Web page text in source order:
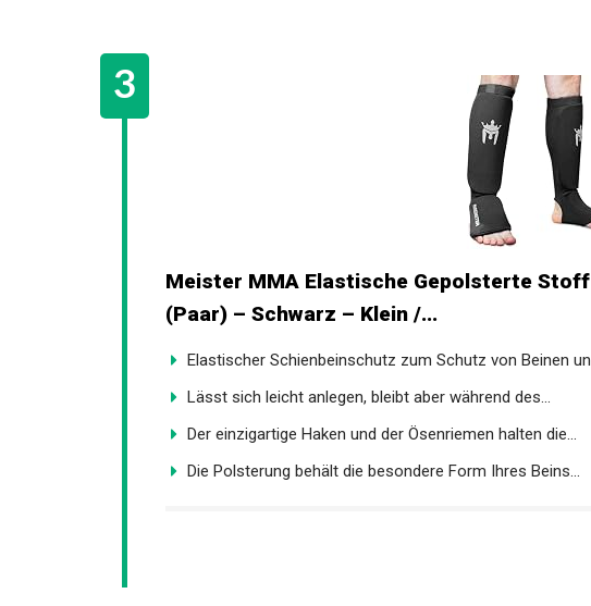
Meister MMA Elastische Gepolsterte
(Paar) – Schwarz – Klein /...
Elastischer Schienbeinschutz zum Schutz von Beinen
Lässt sich leicht anlegen, bleibt aber während des...
Der einzigartige Haken und der Ösenriemen halten die...
Die Polsterung behält die besondere Form Ihres Beins...